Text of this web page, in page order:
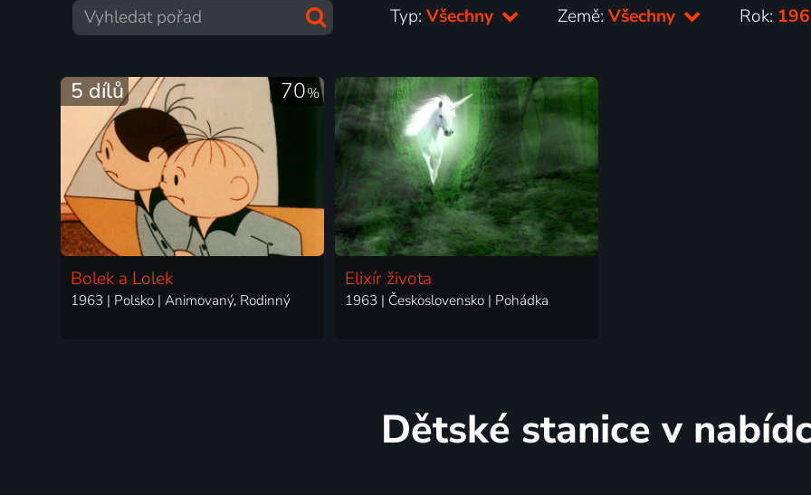
Typ:Všechny Země:Všechny Rok:
70%
5 dílů
Bolek a Lolek
1963 | Polsko | Animovaný, Rodinný
Elixír života
1963 | Československo | Pohádka
Dětské stanice v